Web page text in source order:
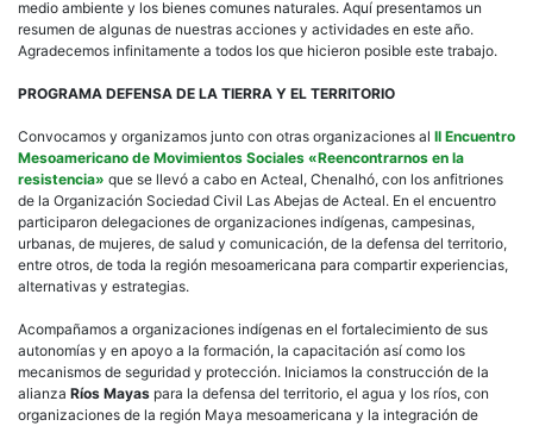
medio ambiente y los bienes comunes naturales. Aquí presentamos un
resumen de algunas de nuestras acciones y actividades en este año.
Agradecemos infinitamente a todos los que hicieron posible este trabajo.
PROGRAMA DEFENSA DE LA TIERRA Y EL TERRITORIO
Convocamos y organizamos junto con otras organizaciones al II Encuentro
Mesoamericano de Movimientos Sociales «Reencontrarnos en la
resistencia» que se llevó a cabo en Acteal, Chenalhó, con los anfitriones
de la Organización Sociedad Civil Las Abejas de Acteal. En el encuentro
participaron delegaciones de organizaciones indígenas, campesinas,
urbanas, de mujeres, de salud y comunicación, de la defensa del territorio,
entre otros, de toda la región mesoamericana para compartir experiencias,
alternativas y estrategias.
Acompañamos a organizaciones indígenas en el fortalecimiento de sus
autonomías y en apoyo a la formación, la capacitación así como los
mecanismos de seguridad y protección. Iniciamos la construcción de la
alianza Ríos Mayas para la defensa del territorio, el agua y los ríos, con
organizaciones de la región Maya mesoamericana y la integración de